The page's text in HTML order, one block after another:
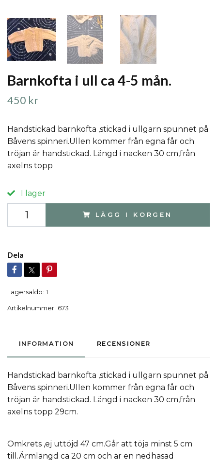
Barnkofta i ull ca 4-5 mån.
450 kr
Handstickad barnkofta ,stickad i ullgarn spunnet på
Båvens spinneri.Ullen kommer från egna får och
tröjan är handstickad. Längd i nacken 30 cm,från
axelns topp
I lager
LÄGG I KORGEN
Dela
Lagersaldo: 1
Artikelnummer: 673
INFORMATION RECENSIONER
Handstickad barnkofta ,stickad i ullgarn spunnet på
Båvens spinneri.Ullen kommer från egna får och
tröjan är handstickad. Längd i nacken 30 cm,från
axelns topp 29cm.
Omkrets ,ej uttöjd 47 cm.Går att töja minst 5 cm
till.Ärmlängd ca 20 cm och är en nedhasad